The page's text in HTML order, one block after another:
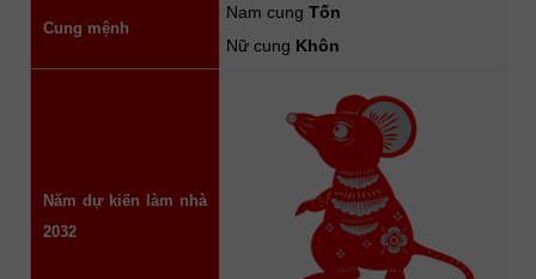
Cung mệnh
Nam cung Tốn
Nữ cung Khôn
Năm dự kiến làm nhà
2032